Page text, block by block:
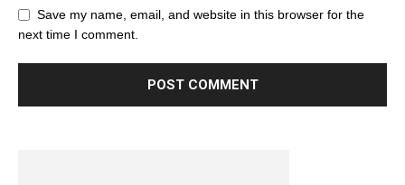
Save my name, email, and website in this browser for the
next time I comment.